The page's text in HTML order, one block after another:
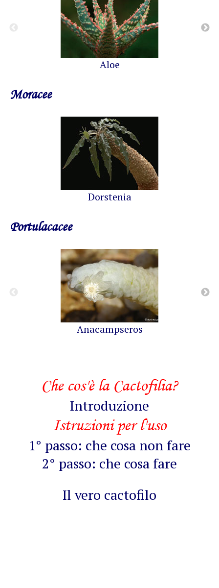
Aloe
Moracee
Dorstenia
Portulacacee
Anacampseros
Che cos'è la Cactofilia?
Introduzione
Istruzioni per l'uso
1° passo: che cosa non fare
2° passo: che cosa fare
Il vero cactofilo